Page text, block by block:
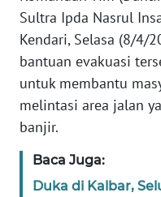
Sultra Ipda Nasrul
Kendari, Selasa (8/4/
bantuan evakuasi
untuk membantu
melintasi area jalan
banjir.
Baca Juga:
Duka di Kalbar,
Wahana
News
Regional
WN
SUMUT
JAKARTA